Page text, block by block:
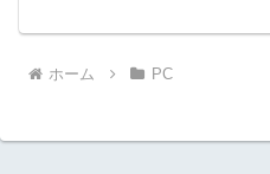
ホーム PC